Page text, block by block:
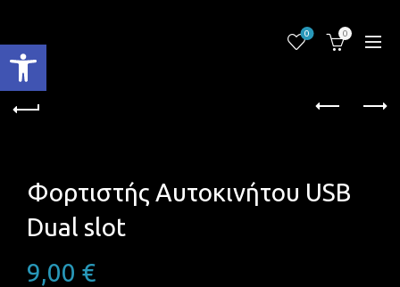
Ανοίξτε τη γραμμή εργαλείων
0 0
Φορτιστής Αυτοκινήτου USB
Dual slot
9,00 €